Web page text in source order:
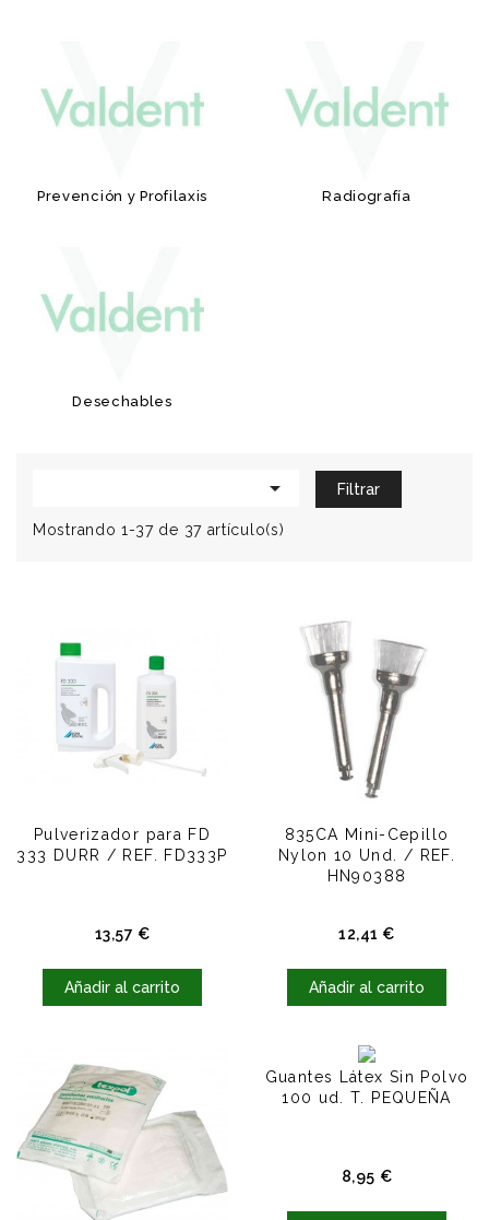
Prevención y Profilaxis Radiografía
Desechables
 Filtrar
Mostrando 1-37 de 37 artículo(s)
Pulverizador para FD
333 DURR / REF. FD333P
13,57 €Precio
Añadir al carrito
835CA Mini-Cepillo
Nylon 10 Und. / REF.
HN90388
12,41 €Precio
Añadir al carrito
Guantes Látex Sin Polvo
100 ud. T. PEQUEÑA
8,95 €Precio